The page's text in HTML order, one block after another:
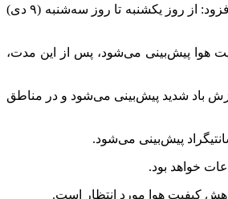
رئیس مرکز ملی پیش‌بینی و مدیریت بحران مخاطرات وضع هوا با بیان اینکه در مناطق جنوبی کشور بارش باران گاهی همراه با رعدوبرق و بارش تگرگ خواهد بود، افزود: از روز یکشنبه تا روز سه‌شنبه (۹ دی)
هوا پیش‌بینی می‌شود، پس از این مدت،
در برخی ساعت‌ها وزش باد شدید پیش‌بینی می‌شود و در مناطق
خواهد بود.